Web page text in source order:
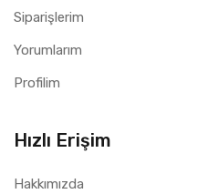
Siparişlerim
Yorumlarım
Profilim
Hızlı Erişim
Hakkımızda